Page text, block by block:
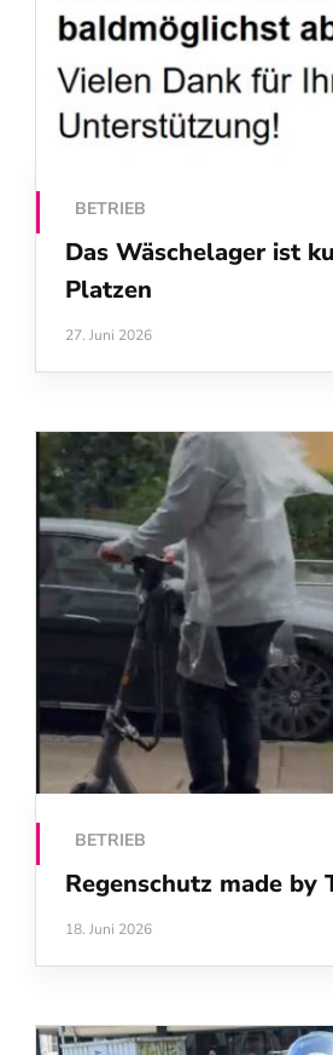
BETRIEB
Das Wäschelager ist
Platzen
27. Juni 2026
BETRIEB
Regenschutz made by
18. Juni 2026